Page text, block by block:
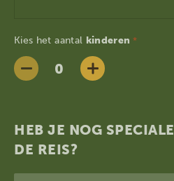
Kies het aantal kinderen *
HEB JE NOG
DE REIS?